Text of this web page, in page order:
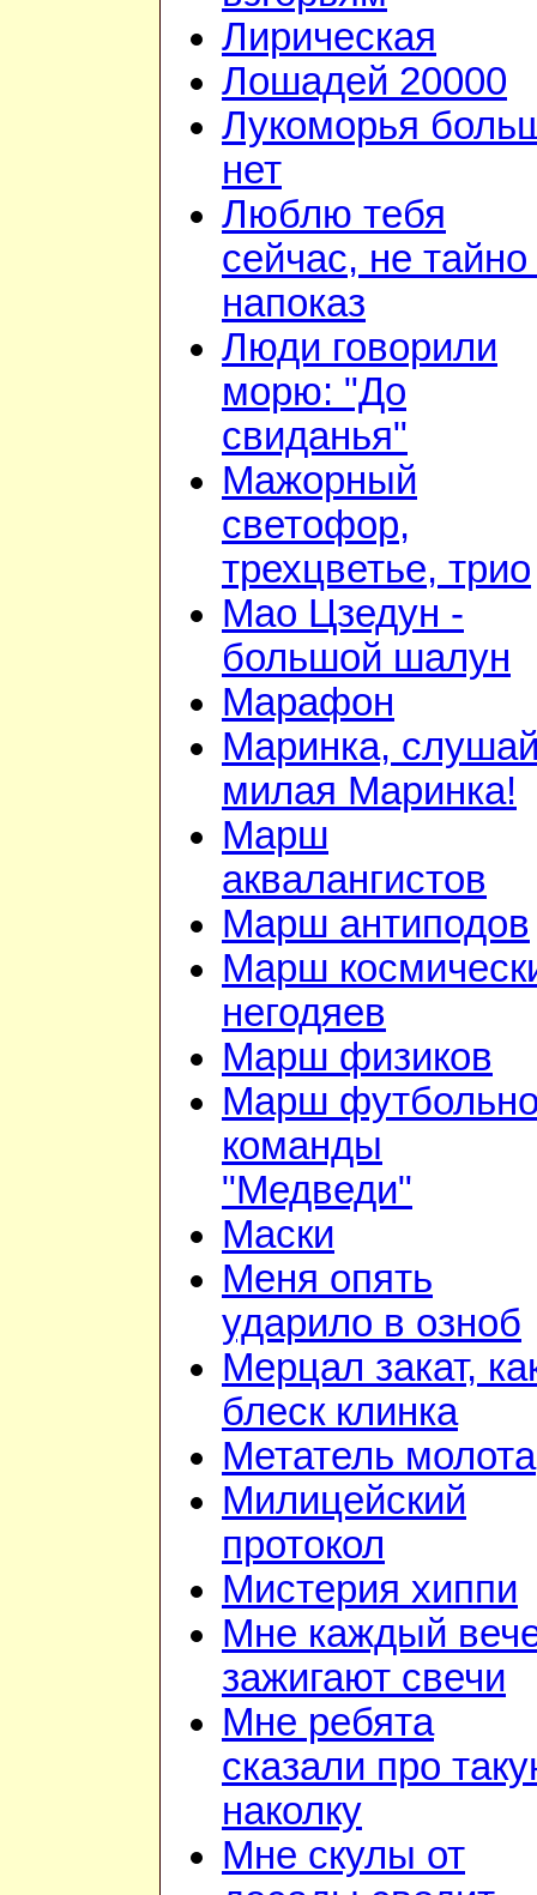
Лирическая
Лошадей 20000
Лукоморья
нет
Люблю тебя
сейчас, не тайно
напоказ
Люди говорили
морю: "До
свиданья"
Мажорный
светофор,
трехцветье, трио
Мао Цзедун -
большой шалун
Марафон
Маринка,
милая Маринка!
Марш
аквалангистов
Марш антиподов
Марш
негодяев
Марш физиков
Марш
команды
"Медведи"
Маски
Меня опять
ударило в озноб
Мерцал закат,
блеск клинка
Метатель молота
Милицейский
протокол
Мистерия хиппи
Мне каждый
зажигают свечи
Мне ребята
сказали про
наколку
Мне скулы от